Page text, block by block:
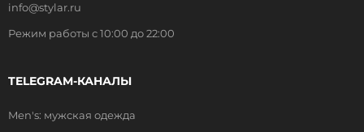
info@stylar.ru
Режим работы с 10:00 до 22:00
TELEGRAM-КАНАЛЫ
Men's: мужская одежда